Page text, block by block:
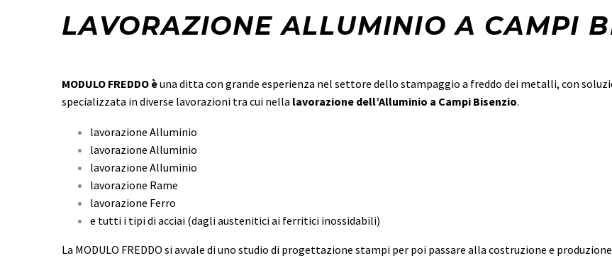
LAVORAZIONE ALLUMINIO A CAMPI
MODULO FREDDO èuna ditta con grande esperienza nel settore dello stampaggio a freddo dei metalli, con
specializzata in diverse lavorazioni tra cui nella lavorazione dell’Alluminio a Campi Bisenzio.
lavorazione Alluminio
lavorazione Alluminio
lavorazione Alluminio
lavorazione Rame
lavorazione Ferro
e tutti i tipi di acciai (dagli austenitici ai ferritici inossidabili)
La MODULO FREDDO si avvale di uno studio di progettazione stampi per poi passare alla costruzione e